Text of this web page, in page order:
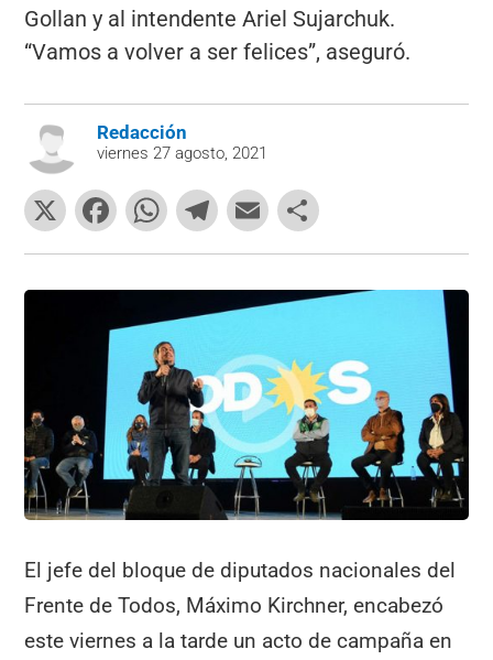
Gollan y al intendente Ariel Sujarchuk.
“Vamos a volver a ser felices”, aseguró.
Redacción
viernes 27 agosto, 2021
X
F
a
c
e
o
o
k
W
h
at
s
A
p
p
T
el
e
gr
a
m
E
m
ai
l
o
m
ar
tir
El jefe del bloque de diputados nacionales del
Frente de Todos, Máximo Kirchner, encabezó
este viernes a la tarde un acto de campaña en